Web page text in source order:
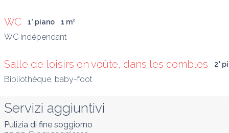
WC 1° piano 1 m²
Salle de loisirs en voûte, dans les combles 2°
Bibliothèque, baby-foot
Servizi aggiuntivi
Pulizia di fine soggiorno